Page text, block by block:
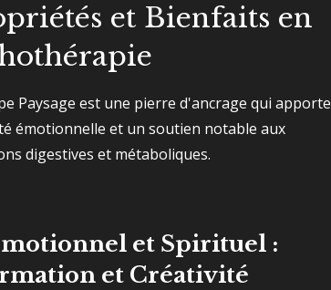
et Bienfaits en
Paysage est une pierre d'ancrage qui apporte
émotionnelle et un soutien notable aux
digestives et métaboliques.
et Spirituel :
et Créativité